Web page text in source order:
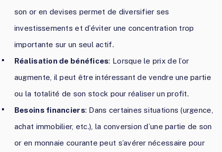
son or en devises permet de diversifier ses
investissements et d’éviter une concentration trop
importante sur un seul actif.
Réalisation de bénéfices: Lorsque le prix de l’or
augmente, il peut être intéressant de vendre une partie
ou la totalité de son stock pour réaliser un profit.
Besoins financiers: Dans certaines situations (urgence,
achat immobilier, etc.), la conversion d’une partie de son
or en monnaie courante peut s’avérer nécessaire pour